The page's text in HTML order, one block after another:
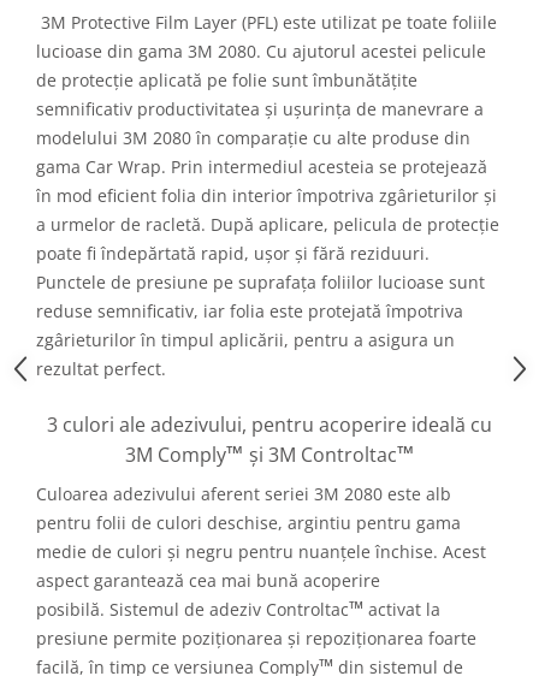
3M Protective Film Layer (PFL) este utilizat pe toate foliile
lucioase din gama 3M 2080. Cu ajutorul acestei pelicule
de protecție aplicată pe folie sunt îmbunătățite
semnificativ productivitatea și ușurința de manevrare a
modelului 3M 2080 în comparație cu alte produse din
gama Car Wrap. Prin intermediul acesteia se protejează
în mod eficient folia din interior împotriva zgârieturilor și
a urmelor de racletă. După aplicare, pelicula de protecție
poate fi îndepărtată rapid, ușor și fără reziduuri.
Punctele de presiune pe suprafața foliilor lucioase sunt
reduse semnificativ, iar folia este protejată împotriva
zgârieturilor în timpul aplicării, pentru a asigura un
rezultat perfect.
3 culori ale adezivului, pentru acoperire ideală cu
3M Comply™ și 3M Controltac™
Culoarea adezivului aferent seriei 3M 2080 este alb
pentru folii de culori deschise, argintiu pentru gama
medie de culori și negru pentru nuanțele închise. Acest
aspect garantează cea mai bună acoperire
posibilă. Sistemul de adeziv Controltac™ activat la
presiune permite poziționarea și repoziționarea foarte
facilă, în timp ce versiunea Comply™ din sistemul de